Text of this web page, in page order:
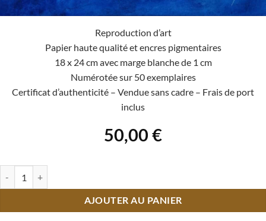
Reproduction d’art
Papier haute qualité et encres pigmentaires
18 x 24 cm avec marge blanche de 1 cm
Numérotée sur 50 exemplaires
Certificat d’authenticité – Vendue sans cadre – Frais de port
inclus
50,00 €
AJOUTER AU PANIER